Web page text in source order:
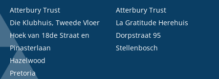
Atterbury Trust
Die Klubhuis, Tweede Vloer
Hoek van 18de Straat en
Pinasterlaan
Hazelwood
Pretoria
Atterbury Trust
La Gratitude Herehuis
Dorpstraat 95
Stellenbosch